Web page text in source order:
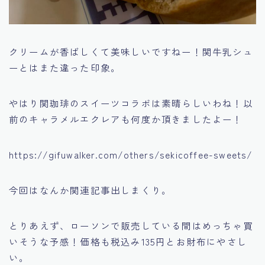
クリームが香ばしくて美味しいですねー！関牛乳シュ
ーとはまた違った印象。
やはり関珈琲のスイーツコラボは素晴らしいわね！以
前のキャラメルエクレアも何度か頂きましたよー！
https://gifuwalker.com/others/sekicoffee-sweets/
今回はなんか関連記事出しまくり。
とりあえず、ローソンで販売している間はめっちゃ買
いそうな予感！価格も税込み135円とお財布にやさし
い。